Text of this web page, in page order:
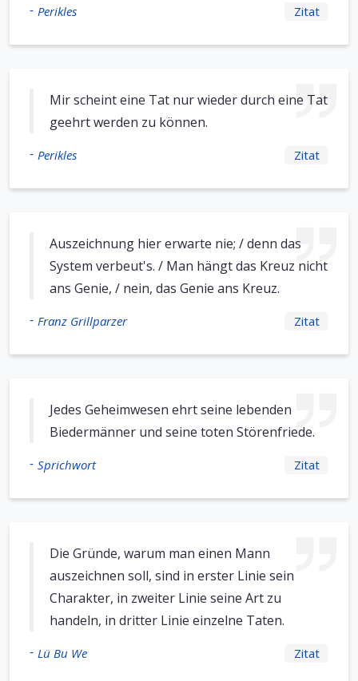
- Perikles Zitat
Mir scheint eine Tat nur wieder durch eine Tat
geehrt werden zu können.
- Perikles Zitat
Auszeichnung hier erwarte nie; / denn das
System verbeut's. / Man hängt das Kreuz nicht
ans Genie, / nein, das Genie ans Kreuz.
- Franz Grillparzer Zitat
Jedes Geheimwesen ehrt seine lebenden
Biedermänner und seine toten Störenfriede.
- Sprichwort Zitat
Die Gründe, warum man einen Mann
auszeichnen soll, sind in erster Linie sein
Charakter, in zweiter Linie seine Art zu
handeln, in dritter Linie einzelne Taten.
- Lü Bu We Zitat